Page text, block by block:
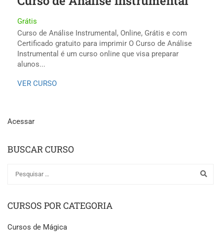
Grátis
Curso de Análise Instrumental, Online, Grátis e com
Certificado gratuito para imprimir O Curso de Análise
Instrumental é um curso online que visa preparar
alunos...
VER CURSO
Acessar
BUSCAR CURSO
CURSOS POR CATEGORIA
Cursos de Mágica